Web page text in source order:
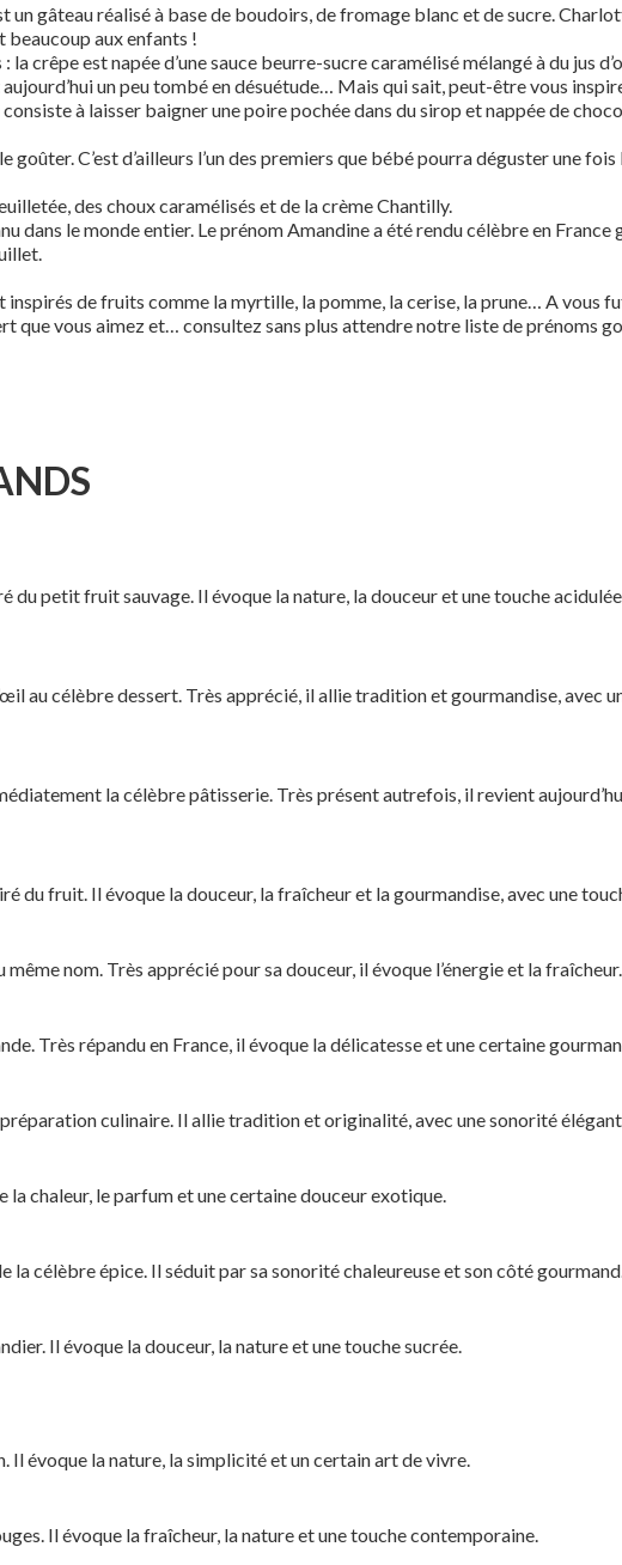
gâteau réalisé à base de boudoirs, de fromage blanc et de sucre.
beaucoup aux enfants !
crêpe est napée d’une sauce beurre-sucre caramélisé mélangé à du jus
un peu tombé en désuétude… Mais qui sait, peut-être vous
à laisser baigner une poire pochée dans du sirop et nappée de
goûter. C’est d’ailleurs l’un des premiers que bébé pourra déguster une
des choux caramélisés et de la crème Chantilly.
dans le monde entier. Le prénom Amandine a été rendu célèbre en France
de fruits comme la myrtille, la pomme, la cerise, la prune… A vous
que vous aimez et… consultez sans plus attendre notre liste de prénoms
petit fruit sauvage. Il évoque la nature, la douceur et une touche
au célèbre dessert. Très apprécié, il allie tradition et gourmandise, avec
la célèbre pâtisserie. Très présent autrefois, il revient
du fruit. Il évoque la douceur, la fraîcheur et la gourmandise, avec une
nom. Très apprécié pour sa douceur, il évoque l’énergie et la fraîcheur.
Très répandu en France, il évoque la délicatesse et une certaine
culinaire. Il allie tradition et originalité, avec une sonorité
la chaleur, le parfum et une certaine douceur exotique.
célèbre épice. Il séduit par sa sonorité chaleureuse et son côté
Il évoque la douceur, la nature et une touche sucrée.
évoque la nature, la simplicité et un certain art de vivre.
Il évoque la fraîcheur, la nature et une touche contemporaine.